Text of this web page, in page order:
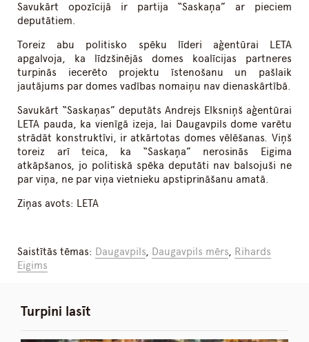
Savukārt opozīcijā ir partija “Saskaņa” ar pieciem
deputātiem.
Toreiz abu politisko spēku līderi aģentūrai LETA
apgalvoja, ka līdzšinējās domes koalīcijas partneres
turpinās iecerēto projektu īstenošanu un pašlaik
jautājums par domes vadības nomaiņu nav dienaskārtībā.
Savukārt “Saskaņas” deputāts Andrejs Elksniņš aģentūrai
LETA pauda, ka vienīgā izeja, lai Daugavpils dome varētu
strādāt konstruktīvi, ir atkārtotas domes vēlēšanas. Viņš
toreiz arī teica, ka “Saskaņa” nerosinās Eigima
atkāpšanos, jo politiskā spēka deputāti nav balsojuši ne
par viņa, ne par viņa vietnieku apstiprināšanu amatā.
Ziņas avots: LETA
Saistītās tēmas: Daugavpils, Daugavpils mērs, Rihards
Eigims
Turpini lasīt